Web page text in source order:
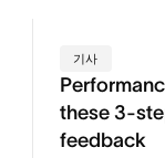
기사
these 3-
feedback